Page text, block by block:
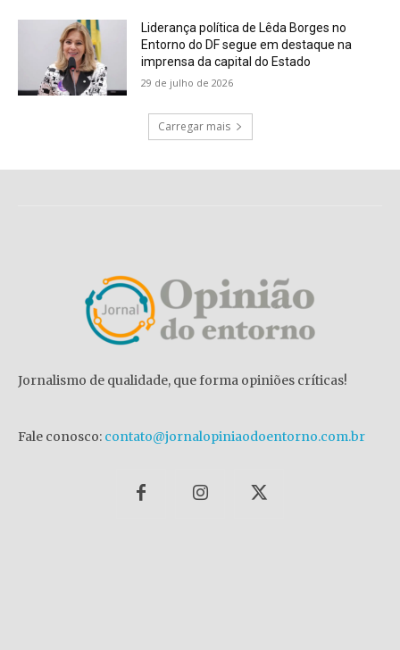
Liderança política de Lêda Borges no
Entorno do DF segue em destaque na
imprensa da capital do Estado
29 de julho de 2026
Carregar mais
Jornalismo de qualidade, que forma opiniões críticas!
Fale conosco: contato@jornalopiniaodoentorno.com.br